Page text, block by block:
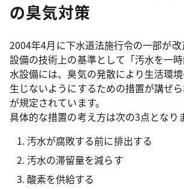
の臭気対策
2004年4月に下水道法施行令の一部が
設備の技術上の基準として「汚水を一
水設備には、臭気の発散により生活環
生じないようにするための措置が講ぜら
が規定されています。
具体的な措置の考え方は次の3点となり
汚水が腐敗する前に排出する
汚水の滞留量を減らす
酸素を供給する